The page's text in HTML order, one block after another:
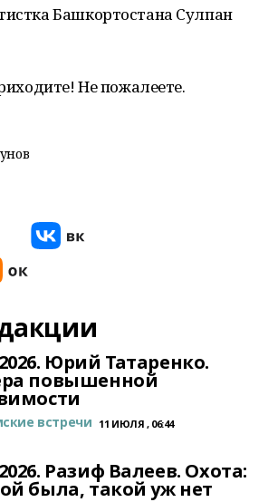
Башкортостана Сулпан
Не пожалеете.
Юрий Татаренко.
повышенной
встречи 11 ИЮЛЯ , 06:44
Разиф Валеев. Охота:
была, такой уж нет